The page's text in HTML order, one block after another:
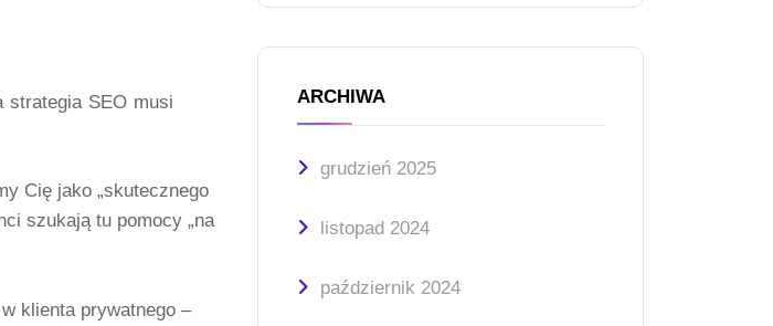
SEO musi
Cię jako „skutecznego
szukają tu pomocy „na
klienta prywatnego –
ARCHIWA
grudzień 2025
listopad 2024
październik 2024